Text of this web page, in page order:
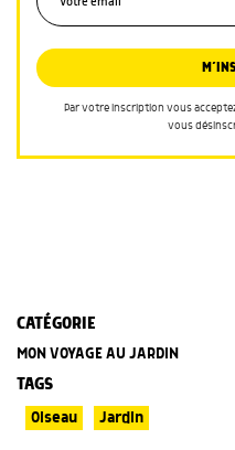
Par votre inscription vous
vous
CATÉGORIE
MON VOYAGE AU JARDIN
TAGS
Oiseau Jardin